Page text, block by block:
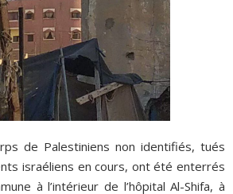
de Palestiniens non identifiés, tués
israéliens en cours, ont été enterrés
à l’intérieur de l’hôpital Al-Shifa, à